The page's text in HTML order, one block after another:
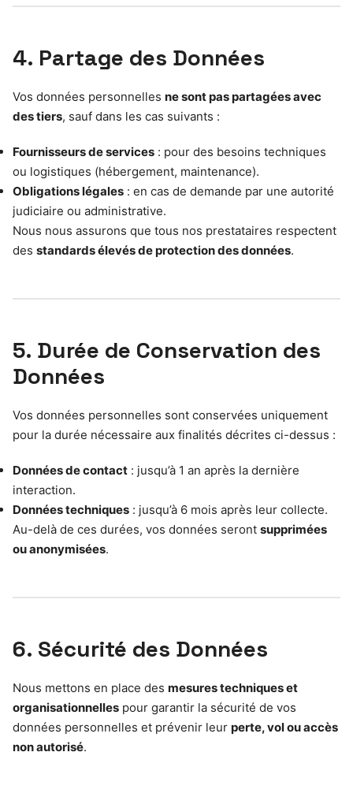
4. Partage des Données
Vos données personnelles ne sont pas partagées avec
des tiers, sauf dans les cas suivants :
Fournisseurs de services : pour des besoins techniques
ou logistiques (hébergement, maintenance).
Obligations légales : en cas de demande par une autorité
judiciaire ou administrative.
Nous nous assurons que tous nos prestataires respectent
des standards élevés de protection des données.
5. Durée de Conservation des
Données
Vos données personnelles sont conservées uniquement
pour la durée nécessaire aux finalités décrites ci-dessus :
Données de contact : jusqu’à 1 an après la dernière
interaction.
Données techniques : jusqu’à 6 mois après leur collecte.
Au-delà de ces durées, vos données seront supprimées
ou anonymisées.
6. Sécurité des Données
Nous mettons en place des mesures techniques et
organisationnelles pour garantir la sécurité de vos
données personnelles et prévenir leur perte, vol ou accès
non autorisé.